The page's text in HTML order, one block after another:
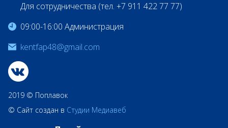
Для сотрудничества (тел. +7 911 422 77 77)
09:00-16:00 Администрация
kentfap48@gmail.com
2019 © Поплавок
© Сайт создан в Студии Медиавеб